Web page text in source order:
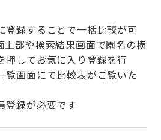
登録することで一括比較が可
上部や検索結果画面で園名の横
してお気に入り登録を行
覧画面にて比較表がご覧いた
録が必要です